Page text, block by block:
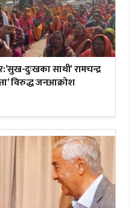
दुःखका साथी’ रामचन्द्र
विरुद्ध जनआक्रोश